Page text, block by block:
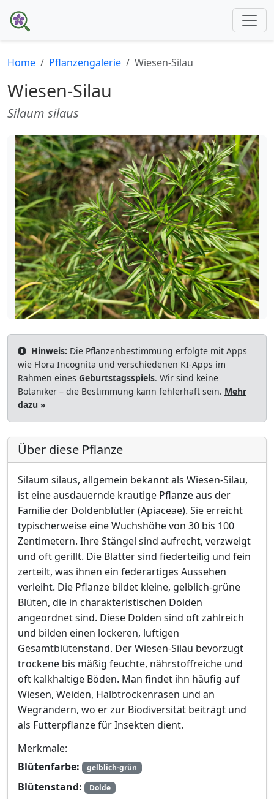
Home Pflanzengalerie Wiesen-Silau
Wiesen-Silau
Silaum silaus
Hinweis: Die Pflanzenbestimmung erfolgte mit Apps
wie Flora Incognita und verschiedenen KI-Apps im
Rahmen eines Geburtstagsspiels. Wir sind keine
Botaniker – die Bestimmung kann fehlerhaft sein. Mehr
dazu »
Über diese Pflanze
Silaum silaus, allgemein bekannt als Wiesen-Silau,
ist eine ausdauernde krautige Pflanze aus der
Familie der Doldenblütler (Apiaceae). Sie erreicht
typischerweise eine Wuchshöhe von 30 bis 100
Zentimetern. Ihre Stängel sind aufrecht, verzweigt
und oft gerillt. Die Blätter sind fiederteilig und fein
zerteilt, was ihnen ein federartiges Aussehen
verleiht. Die Pflanze bildet kleine, gelblich-grüne
Blüten, die in charakteristischen Dolden
angeordnet sind. Diese Dolden sind oft zahlreich
und bilden einen lockeren, luftigen
Gesamtblütenstand. Der Wiesen-Silau bevorzugt
trockene bis mäßig feuchte, nährstoffreiche und
oft kalkhaltige Böden. Man findet ihn häufig auf
Wiesen, Weiden, Halbtrockenrasen und an
Wegrändern, wo er zur Biodiversität beiträgt und
als Futterpflanze für Insekten dient.
Merkmale:
Blütenfarbe:
gelblich-grün
Blütenstand: Dolde